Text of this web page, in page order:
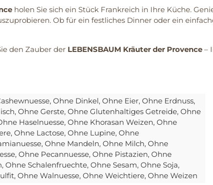
holen Sie sich ein Stück Frankreich in Ihre Küche.
Ob für ein festliches Dinner oder ein
den Zauber der LEBENSBAUM Kräuter der Provence –
, Ohne Dinkel, Ohne Eier, Ohne Erdnuss,
, Ohne Gerste, Ohne Glutenhaltiges Getreide, Ohne
Haselnuesse, Ohne Khorasan Weizen, Ohne
, Ohne Lactose, Ohne Lupine, Ohne
, Ohne Mandeln, Ohne Milch, Ohne
, Ohne Pecannuesse, Ohne Pistazien, Ohne
, Ohne Schalenfruechte, Ohne Sesam, Ohne Soja,
, Ohne Walnuesse, Ohne Weichtiere, Ohne Weizen